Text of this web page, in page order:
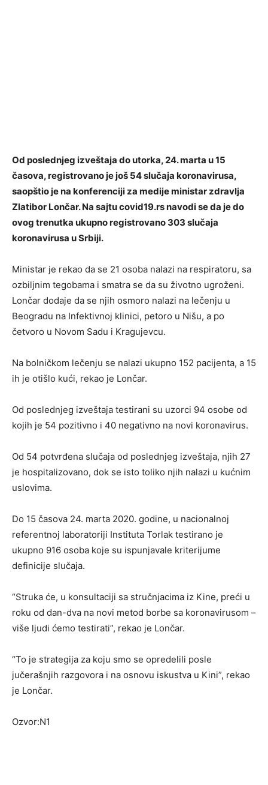
Od poslednjeg izveštaja do utorka, 24. marta u 15
časova, registrovano je još 54 slučaja koronavirusa,
saopštio je na konferenciji za medije ministar zdravlja
Zlatibor Lončar. Na sajtu covid19.rs navodi se da je do
ovog trenutka ukupno registrovano 303 slučaja
koronavirusa u Srbiji.
Ministar je rekao da se 21 osoba nalazi na respiratoru, sa
ozbiljnim tegobama i smatra se da su životno ugroženi.
Lončar dodaje da se njih osmoro nalazi na lečenju u
Beogradu na Infektivnoj klinici, petoro u Nišu, a po
četvoro u Novom Sadu i Kragujevcu.
Na bolničkom lečenju se nalazi ukupno 152 pacijenta, a 15
ih je otišlo kući, rekao je Lončar.
Od poslednjeg izveštaja testirani su uzorci 94 osobe od
kojih je 54 pozitivno i 40 negativno na novi koronavirus.
Od 54 potvrđena slučaja od poslednjeg izveštaja, njih 27
je hospitalizovano, dok se isto toliko njih nalazi u kućnim
uslovima.
Do 15 časova 24. marta 2020. godine, u nacionalnoj
referentnoj laboratoriji Instituta Torlak testirano je
ukupno 916 osoba koje su ispunjavale kriterijume
definicije slučaja.
“Struka će, u konsultaciji sa stručnjacima iz Kine, preći u
roku od dan-dva na novi metod borbe sa koronavirusom –
više ljudi ćemo testirati”, rekao je Lončar.
“To je strategija za koju smo se opredelili posle
jučerašnjih razgovora i na osnovu iskustva u Kini”, rekao
je Lončar.
Ozvor:N1